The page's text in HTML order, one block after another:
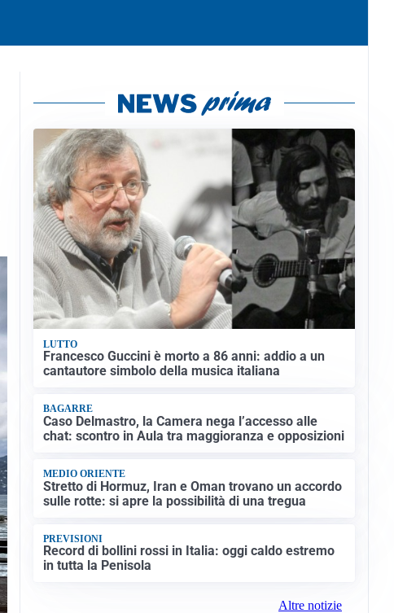
LUTTO
Francesco Guccini è morto a 86 anni: addio a un
cantautore simbolo della musica italiana
BAGARRE
Caso Delmastro, la Camera nega l’accesso alle
chat: scontro in Aula tra maggioranza e opposizioni
MEDIO ORIENTE
Stretto di Hormuz, Iran e Oman trovano un accordo
sulle rotte: si apre la possibilità di una tregua
PREVISIONI
Record di bollini rossi in Italia: oggi caldo estremo
in tutta la Penisola
Altre notizie